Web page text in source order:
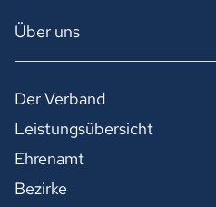
Über uns
Der Verband
Leistungsübersicht
Ehrenamt
Bezirke